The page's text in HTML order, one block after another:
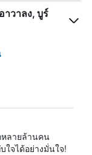
าวาลง, บูร์
หลายล้านคน
ใจได้อย่างมั่นใจ!